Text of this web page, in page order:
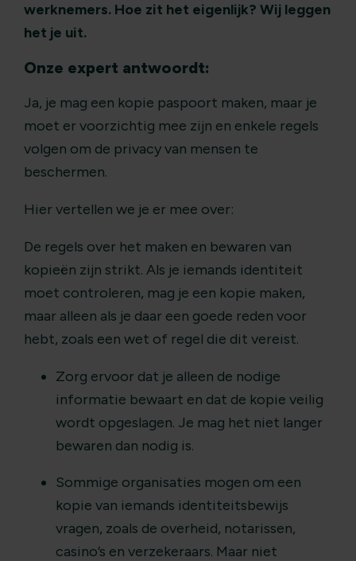
werknemers. Hoe zit het eigenlijk? Wij leggen
het je uit.
Onze expert antwoordt:
Ja, je mag een kopie paspoort maken, maar je
moet er voorzichtig mee zijn en enkele regels
volgen om de privacy van mensen te
beschermen.
Hier vertellen we je er mee over:
De regels over het maken en bewaren van
kopieën zijn strikt. Als je iemands identiteit
moet controleren, mag je een kopie maken,
maar alleen als je daar een goede reden voor
hebt, zoals een wet of regel die dit vereist.
Zorg ervoor dat je alleen de nodige
informatie bewaart en dat de kopie veilig
wordt opgeslagen. Je mag het niet langer
bewaren dan nodig is.
Sommige organisaties mogen om een
kopie van iemands identiteitsbewijs
vragen, zoals de overheid, notarissen,
casino’s en verzekeraars. Maar niet